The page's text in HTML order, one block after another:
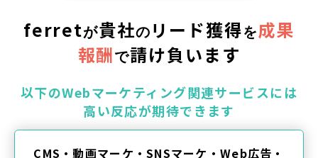
ferretが貴社の リード獲得を成果
報酬で請け負います
以下のWebマーケティング関連サービスには
高い反応が期待できます
CMS・動画マーケ・SNSマーケ・Web広告・